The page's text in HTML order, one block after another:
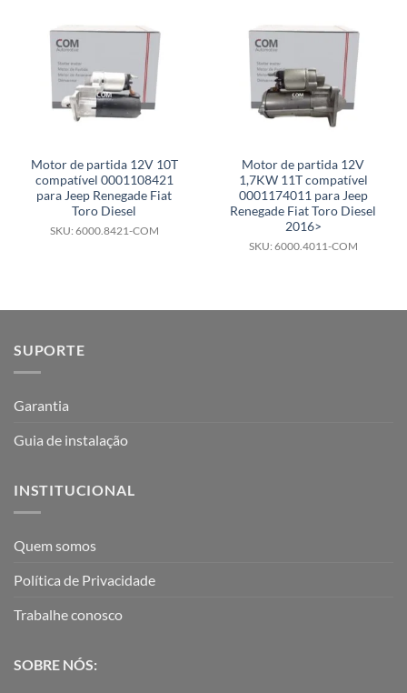
Motor de partida 12V 10T
compatível 0001108421
para Jeep Renegade Fiat
Toro Diesel
SKU: 6000.8421-COM
Motor de partida 12V
1,7KW 11T compatível
0001174011 para Jeep
Renegade Fiat Toro Diesel
2016>
SKU: 6000.4011-COM
SUPORTE
Garantia
Guia de instalação
INSTITUCIONAL
Quem somos
Política de Privacidade
Trabalhe conosco
SOBRE NÓS: